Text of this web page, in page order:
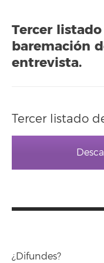
Tercer
baremación
entrevista.
Tercer listado
¿Difundes?